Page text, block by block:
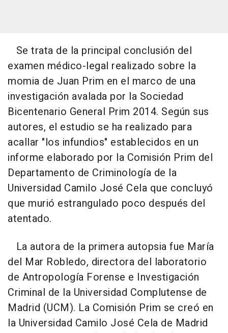
Se trata de la principal conclusión del
examen médico-legal realizado sobre la
momia de Juan Prim en el marco de una
investigación avalada por la Sociedad
Bicentenario General Prim 2014. Según sus
autores, el estudio se ha realizado para
acallar "los infundios" establecidos en un
informe elaborado por la Comisión Prim del
Departamento de Criminología de la
Universidad Camilo José Cela que concluyó
que murió estrangulado poco después del
atentado.
La autora de la primera autopsia fue María
del Mar Robledo, directora del laboratorio
de Antropología Forense e Investigación
Criminal de la Universidad Complutense de
Madrid (UCM). La Comisión Prim se creó en
la Universidad Camilo José Cela de Madrid